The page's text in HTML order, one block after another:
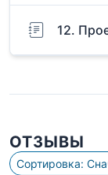
12.
ОТЗЫВЫ